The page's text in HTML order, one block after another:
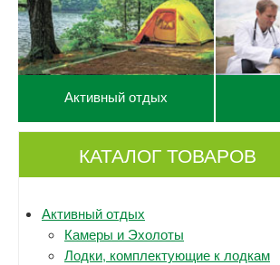
Активный отдых
КАТАЛОГ ТОВАРОВ
Активный отдых
Камеры и Эхолоты
Лодки, комплектующие к лодкам